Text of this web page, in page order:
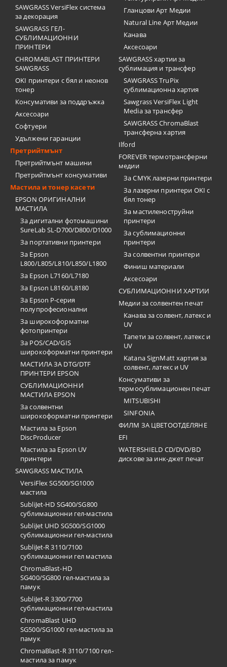
SAWGRASS VersiFlex система
за декорация
SAWGRASS ГЕЛ-
СУБЛИМАЦИОННИ
ПРИНТЕРИ
CHROMABLAST ПРИНТЕРИ
SAWGRASS
OKI принтери с бял и неонов
тонер
Консумативи за поддръжка
Аксесоари
Софтуери
Удължени гаранции
Претрийтмънт
Претрийтмънт машини
Претрийтмънт консумативи
Мастила и тонер касети
EPSON ОРИГИНАЛНИ
МАСТИЛА
За дигитални фотомашини
SureLab SL-D700/D800/D1000
За портативни принтери
За Epson
L800/L805/L810/L850/L1800
За Epson L7160/L7180
За Epson L8160/L8180
За Epson P-серия
полупрофесионални
За широкоформатни
фотопринтери
За POS/CAD/GIS
широкоформатни принтери
МАСТИЛА ЗА DTG/DTF
ПРИНТЕРИ EPSON
СУБЛИМАЦИОННИ
МАСТИЛА EPSON
За солвентни
широкоформатни принтери
Мастила за Epson
DiscProducer
Мастила за Epson UV
принтери
SAWGRASS МАСТИЛА
VersiFlex SG500/SG1000
мастила
SubliJet-HD SG400/SG800
сублимационни гел-мастила
SubliJet UHD SG500/SG1000
сублимационни гел-мастила
SubliJet-R 3110/7100
сублимационни гел мастила
ChromaBlast-HD
SG400/SG800 гел-мастила за
памук
SubliJet-R 3300/7700
сублимационни гел-мастила
ChromaBlast UHD
SG500/SG1000 гел-мастила за
памук
ChromaBlast-R 3110/7100 гел-
мастила за памук
Гланцови Арт Медии
Natural Line Арт Медии
Канава
Аксесоари
SAWGRASS хартии за
сублимация и трансфер
SAWGRASS TruPix
сублимационна хартия
Sawgrass VersiFlex Light
Media за трансфер
SAWGRASS ChromaBlast
трансферна хартия
Ilford
FOREVER термотрансферни
медии
За CMYK лазерни принтери
За лазерни принтери OKI с
бял тонер
За мастиленоструйни
принтери
За сублимационни
принтери
За солвентни принтери
Финиш материали
Аксесоари
СУБЛИМАЦИОННИ ХАРТИИ
Медии за солвентен печат
Канава за солвент, латекс и
UV
Тапети за солвент, латекс и
UV
Katana SignMatt хартия за
солвент, латекс и UV
Консумативи за
термосублимационен печат
MITSUBISHI
SINFONIA
ФИЛМ ЗА ЦВЕТООТДЕЛЯНЕ
EFI
WATERSHIELD CD/DVD/BD
дискове за инк-джет печат